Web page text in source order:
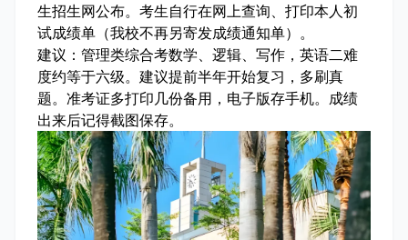
生招生网公布。考生自行在网上查询、打印本人初
试成绩单（我校不再另寄发成绩通知单）。
建议：管理类综合考数学、逻辑、写作，英语二难
度约等于六级。建议提前半年开始复习，多刷真
题。准考证多打印几份备用，电子版存手机。成绩
出来后记得截图保存。